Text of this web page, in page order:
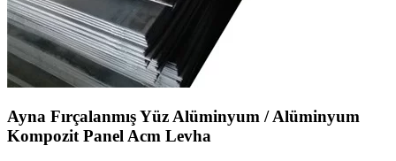
Ayna Fırçalanmış Yüz Alüminyum / Alüminyum
Kompozit Panel Acm Levha